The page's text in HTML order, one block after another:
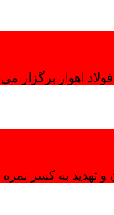
اهواز برگزار
تهدید به کسر